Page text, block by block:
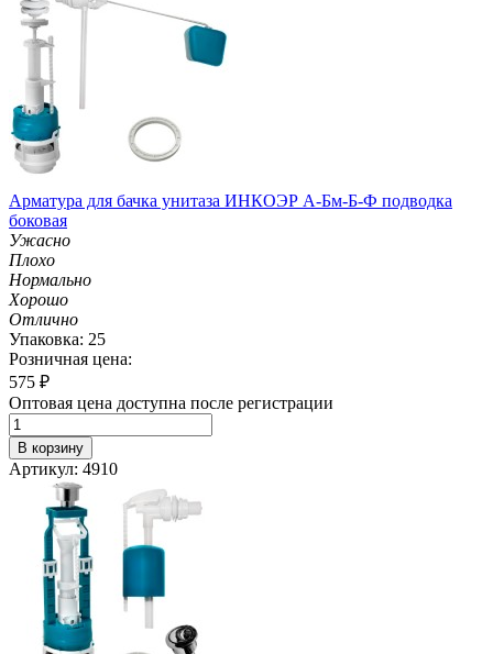
Арматура для бачка унитаза ИНКОЭР А-Бм-Б-Ф подводка
боковая
Ужасно
Плохо
Нормально
Хорошо
Отлично
Упаковка: 25
Розничная цена:
575 ₽
Оптовая цена доступна после регистрации
В корзину
Артикул: 4910